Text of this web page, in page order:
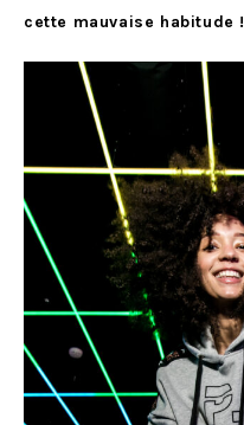
cette mauvaise habitude !